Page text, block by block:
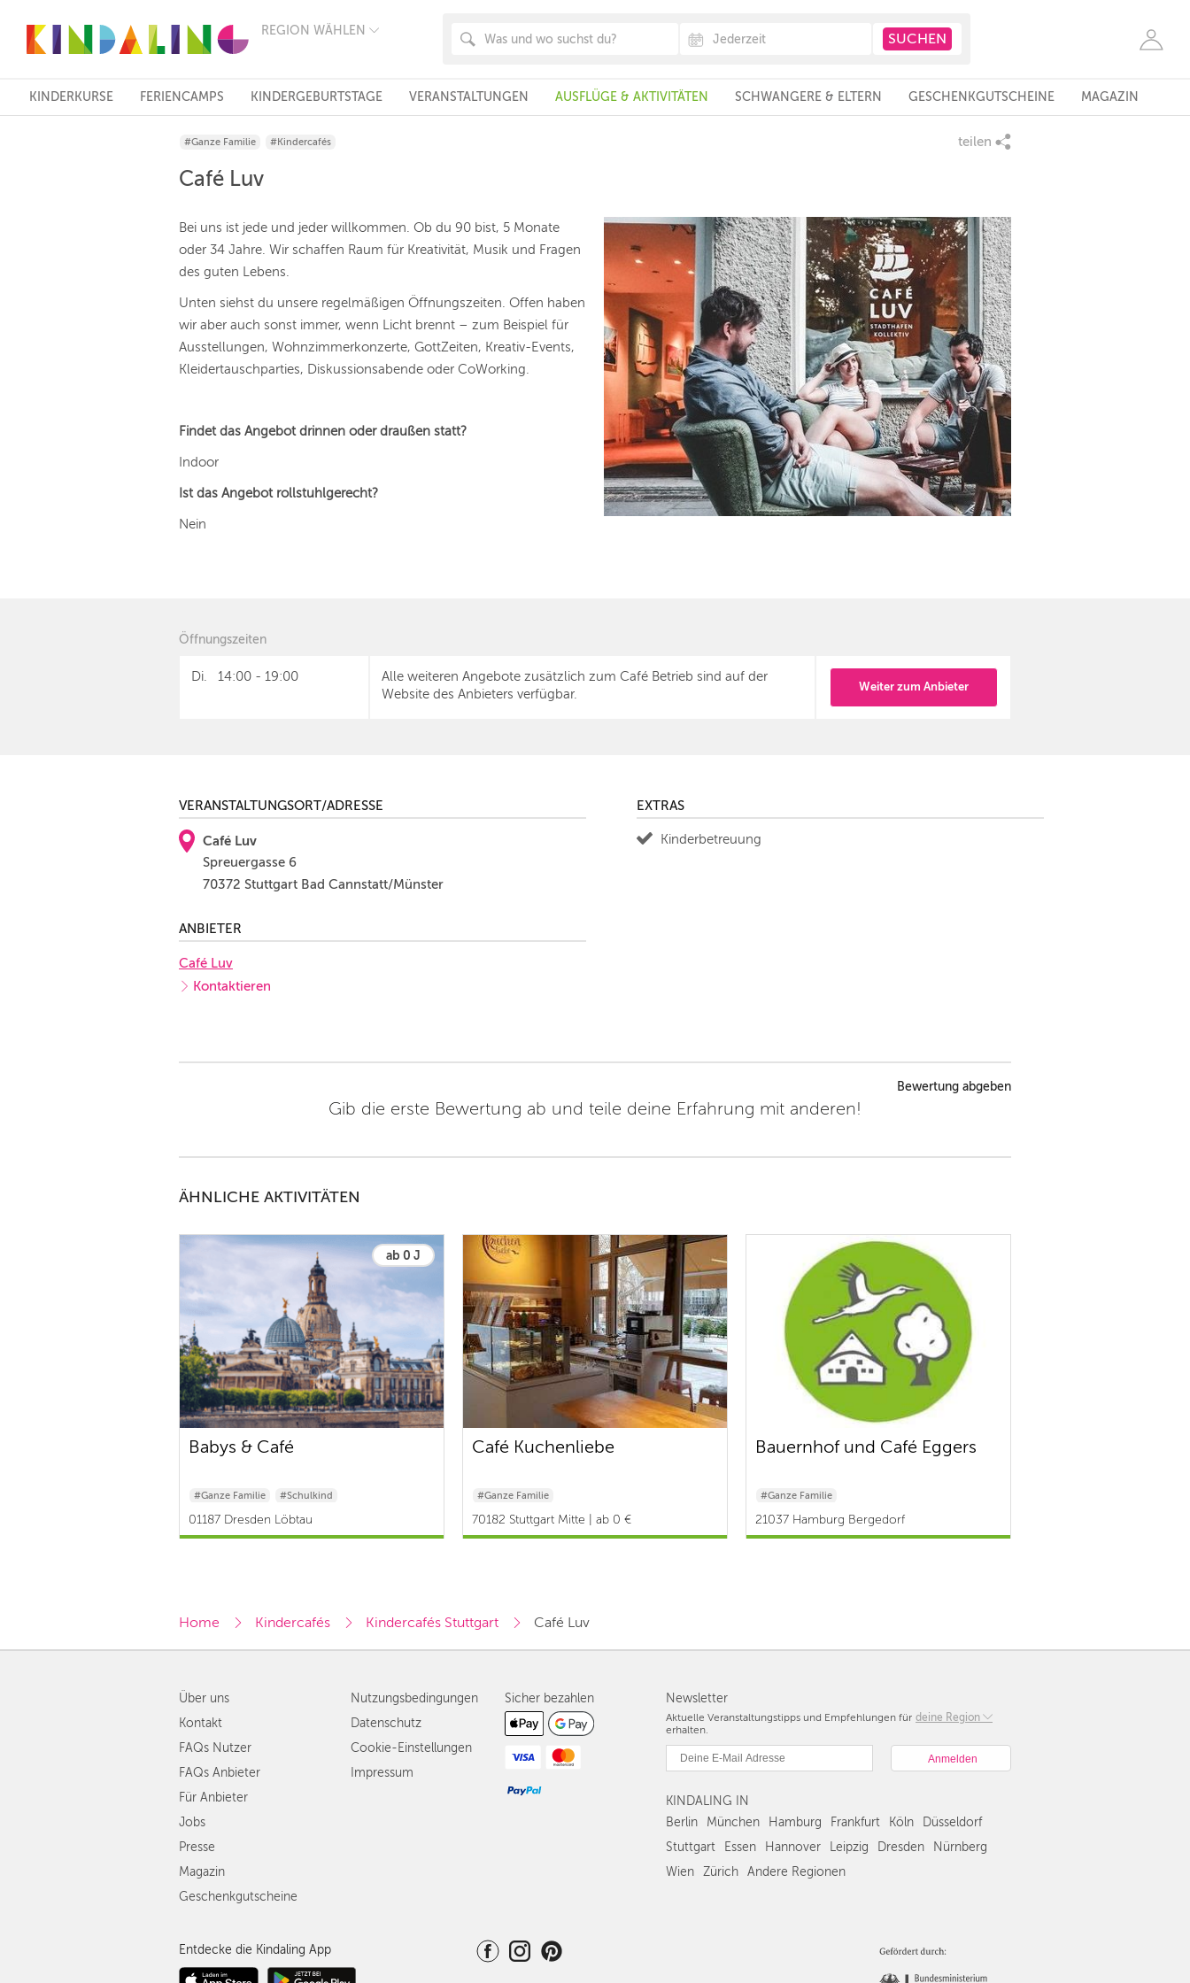
REGION WÄHLEN
FRANKFURT
KÖLN
STUTTGART
DRESDEN
NÜRNBERG
WIEN
ZÜRICH
REGIONEN
KINDERKURSE FERIENCAMPS KINDERGEBURTSTAGE VERANSTALTUNGEN AUSFLÜGE & AKTIVITÄTEN SCHWANGERE & ELTERN GESCHENKGUTSCHEINE MAGAZIN
#Ganze Familie #Kindercafés teilen
Café Luv
Bei uns ist jede und jeder willkommen. Ob du 90 bist, 5 Monate
oder 34 Jahre. Wir schaffen Raum für Kreativität, Musik und Fragen
des guten Lebens.
Unten siehst du unsere regelmäßigen Öffnungszeiten. Offen haben
wir aber auch sonst immer, wenn Licht brennt – zum Beispiel für
Ausstellungen, Wohnzimmerkonzerte, GottZeiten, Kreativ-Events,
Kleidertauschparties, Diskussionsabende oder CoWorking.
Findet das Angebot drinnen oder draußen statt?
Indoor
Ist das Angebot rollstuhlgerecht?
Nein
Öffnungszeiten
Di. 14:00 - 19:00
Alle weiteren Angebote zusätzlich zum Café Betrieb sind auf der
Website des Anbieters verfügbar.
Weiter zum Anbieter
EXTRAS
Kinderbetreuung
VERANSTALTUNGSORT/ADRESSE
Café Luv
Spreuergasse 6
70372 Stuttgart Bad Cannstatt/Münster
ANBIETER
Café Luv
Kontaktieren
Bewertung abgeben
Gib die erste Bewertung ab und teile deine Erfahrung mit anderen!
ÄHNLICHE AKTIVITÄTEN
ab 0 J
Babys & Café
#Ganze Familie
#Schulkind
#Baby & Kleinkind
01187 Dresden Löbtau
Café Kuchenliebe
#Ganze Familie
70182 Stuttgart Mitte | ab 0 €
Bauernhof und Café Eggers
#Ganze Familie
21037 Hamburg Bergedorf
Home Kindercafés Kindercafés Stuttgart Café Luv
Newsletter
Aktuelle Veranstaltungstipps und Empfehlungen für deine Region
Berlin
Hamburg
Düsseldorf
Stuttgart
Nürnberg
Wien
erhalten.
KINDALING IN
Berlin
München Hamburg Frankfurt Köln
Düsseldorf
Stuttgart
Essen Hannover Leipzig Dresden
Nürnberg
Wien
Zürich Andere Regionen
Über uns
Kontakt
FAQs Nutzer
FAQs Anbieter
Für Anbieter
Jobs
Presse
Magazin
Geschenkgutscheine
Nutzungsbedingungen
Datenschutz
Cookie-Einstellungen
Impressum
Sicher bezahlen
Entdecke die Kindaling App